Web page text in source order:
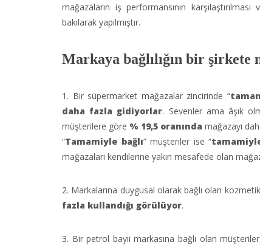
mağazaların iş performansının
bakılarak yapılmıştır.
Markaya bağlılığın bir şirkete
1. Bir süpermarket mağazalar zincirinde “
daha fazla gidiyorlar. Sevenler ama âşık
müşterilere göre % 19,5 oranında mağazayı
“Tamamiyle bağlı” müşteriler ise “
mağazaları kendilerine yakın mesafede olan
2. Markalarına duygusal olarak bağlı olan
fazla kullandığı görülüyor.
3. Bir petrol bayii markasına bağlı olan